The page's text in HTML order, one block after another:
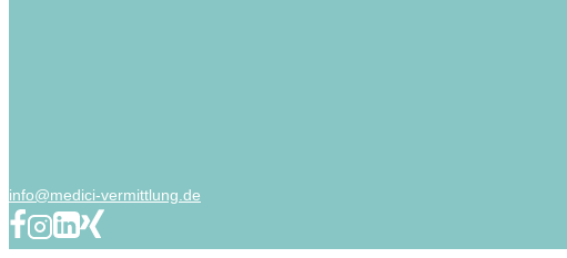
info@medici-vermittlung.de